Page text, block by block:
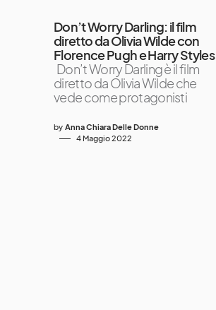
Don’t Worry Darling: il film
diretto da Olivia Wilde con
Florence Pugh e Harry Styles
Don’t Worry Darling è il film
diretto da Olivia Wilde che
vede come protagonisti
by Anna Chiara Delle Donne
4 Maggio 2022